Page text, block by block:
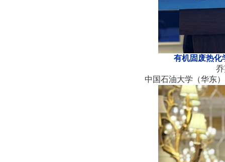
有机固废热化
中国石油大学（华东）